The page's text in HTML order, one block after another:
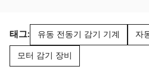
태그: 유동 전동기 감기 기계 자
모터 감기 장비